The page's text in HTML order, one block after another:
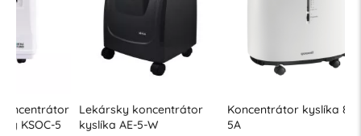
Lekársky koncentrátor
kyslíka AE-5-W
Koncentrátor kyslíka 8F-